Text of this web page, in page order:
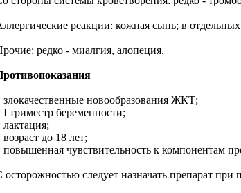
реакции: кожная сыпь; в
редко - миалгия, алопеция.
злокачественные новообразования ЖКТ;
I триместр беременности;
до 18 лет;
повышенная чувствительность к компонентам
осторожностью следует назначать препарат